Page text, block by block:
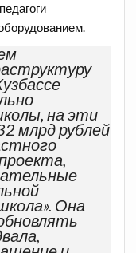
на эти
млрд рублей
Она